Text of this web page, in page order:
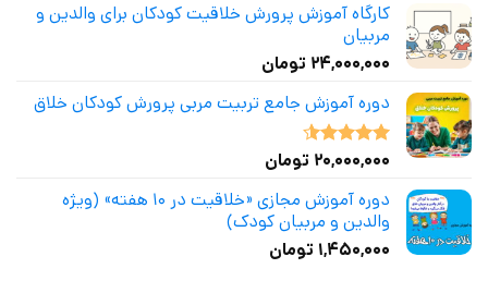
کارگاه آموزش پرورش خلاقیت کودکان برای والدین و
مربیان
۲۴,۰۰۰,۰۰۰ تومان
دوره آموزش جامع تربیت مربی پرورش کودکان خلاق
نمره4.50
۲۰,۰۰۰,۰۰۰ تومان
دوره آموزش مجازی «خلاقیت در ۱۰ هفته» (ویژه
والدین و مربیان کودک)
۱,۴۵۰,۰۰۰ تومان